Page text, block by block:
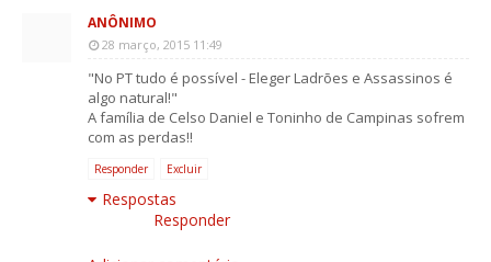
ANÔNIMO
28 março, 2015 11:49
"No PT tudo é possível - Eleger Ladrões e Assassinos é
algo natural!"
A família de Celso Daniel e Toninho de Campinas sofrem
com as perdas!!
Responder Excluir
Respostas
Responder